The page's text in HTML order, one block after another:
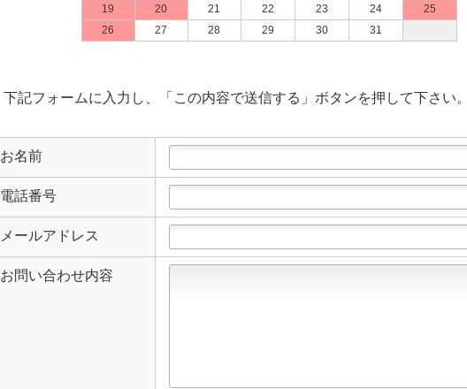
19
20 21 22 23 24
25
26
27 28 29 30 31
下記フォームに入力し、「この内容で送信する」ボタンを押して下さい
お名前
電話番号
メールアドレス
お問い合わせ内容